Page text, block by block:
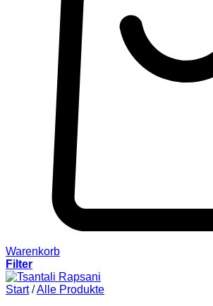
Warenkorb
Filter
Start /Alle Produkte